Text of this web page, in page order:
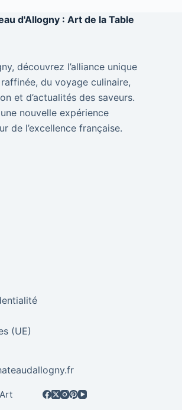
d'Allogny : Art de la Table
découvrez l’alliance unique
du voyage culinaire,
et d’actualités des saveurs.
nouvelle expérience
de l’excellence française.
(UE)